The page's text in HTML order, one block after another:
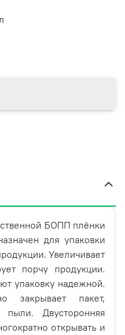
БОПП плёнки
для упаковки
Увеличивает
порчу продукции.
упаковку надежной.
закрывает пакет,
Двусторонняя
открывать и